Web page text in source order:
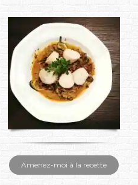
Amenez-moi à la recette